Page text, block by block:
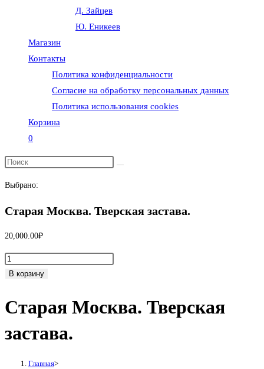
Д. Зайцев
Ю. Еникеев
Магазин
Контакты
Политика конфиденциальности
Согласие на обработку персональных данных
Политика использования cookies
Корзина
0
поиск
по
сайту
Выбрано:
Старая Москва. Тверская застава.
20,000.00₽
Количество
товара
Москва.
застава.
В корзину
Старая Москва. Тверская
застава.
Главная>